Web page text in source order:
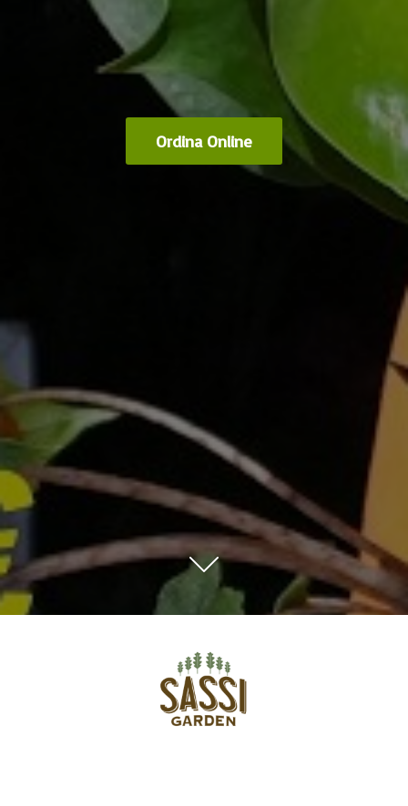
Ordina Online